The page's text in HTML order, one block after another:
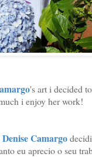
's art i decided
i enjoy her work!
Denise Camargo
eu aprecio o seu